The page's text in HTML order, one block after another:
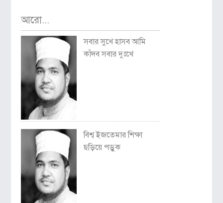
আরো...
সবার সুখে হাসব আমি
কাঁদব সবার দুঃখে
বিশ্ব ইজতেমার শিক্ষা
ছড়িয়ে পড়ুক